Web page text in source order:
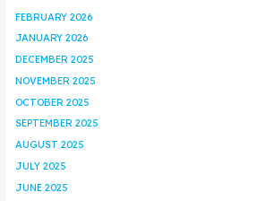
FEBRUARY 2026
JANUARY 2026
DECEMBER 2025
NOVEMBER 2025
OCTOBER 2025
SEPTEMBER 2025
AUGUST 2025
JULY 2025
JUNE 2025